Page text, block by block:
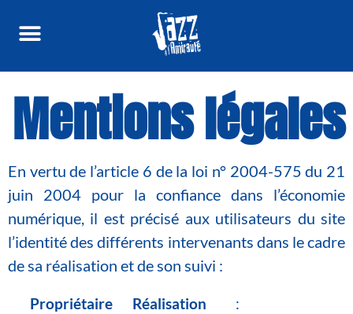
Mentions légales
En vertu de l’article 6 de la loi n° 2004-575 du 21
juin 2004 pour la confiance dans l’économie
numérique, il est précisé aux utilisateurs du site
l’identité des différents intervenants dans le cadre
de sa réalisation et de son suivi :
Propriétaire
Réalisation
: